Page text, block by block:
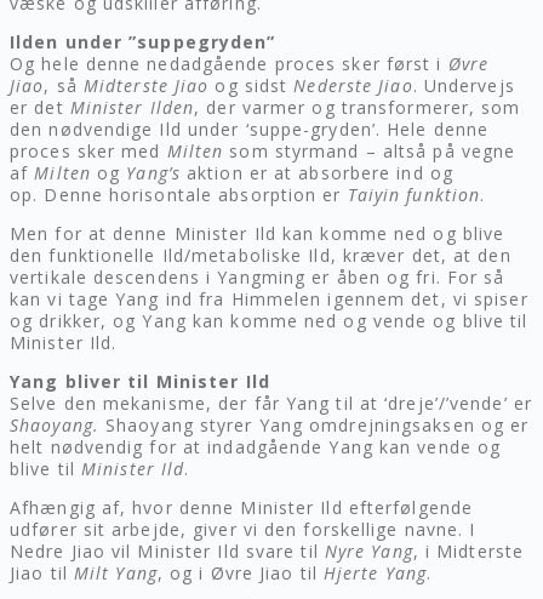
Ilden under ”suppegryden”
Og hele denne nedadgående proces sker først i Øvre
Jiao, så Midterste Jiao og sidstNederste Jiao. Undervejs
er det Minister Ilden, der varmer og transformerer, som
den nødvendige Ild under ‘suppe-gryden’. Hele denne
proces sker med Milten som styrmand – altså på vegne
af Milten og Yang’s aktion er at absorbere ind og
op. Denne horisontale absorption er Taiyin funktion.
Men for at denne Minister Ild kan komme ned og blive
den funktionelle Ild/metaboliske Ild, kræver det, at den
vertikale descendens i Yangming er åben og fri. For så
kan vi tage Yang ind fra Himmelen igennem det, vi spiser
og drikker, og Yang kan komme ned og vende og blive til
Minister Ild.
Yang bliver til Minister Ild
Selve den mekanisme, der får Yang til at ‘dreje’/’vende’ er
Shaoyang. Shaoyang styrer Yang omdrejningsaksen og er
helt nødvendig for at indadgående Yang kan vende og
blive til Minister Ild.
Afhængig af, hvor denne Minister Ild efterfølgende
udfører sit arbejde, giver vi den forskellige navne. I
Nedre Jiao vil Minister Ild svare til Nyre Yang, i Midterste
Jiao til Milt Yang, og i Øvre Jiao til Hjerte Yang.